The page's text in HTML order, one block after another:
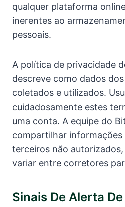
qualquer plataforma
inerentes ao
pessoais.
A política de privacidade
descreve como dados
coletados e utilizados.
cuidadosamente estes
uma conta. A equipe do
compartilhar informações
terceiros não
variar entre corretores
Sinais De Alerta